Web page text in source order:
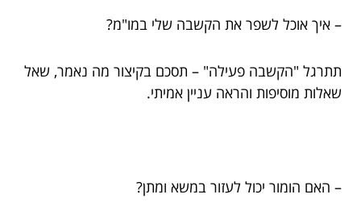
– איך אוכל לשפר את הקשבה שלי במו"מ?
תתרגל "הקשבה פעילה" – תסכם בקיצור מה נאמר, שאל
שאלות מוסיפות והראה עניין אמיתי.
– האם הומור יכול לעזור במשא ומתן?